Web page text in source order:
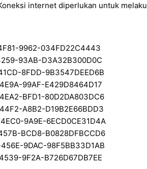
internet diperlukan untuk
9962-034FD22C4443
93AB-D3A32B300D0C
8FDD-9B3547DEED6B
99AF-E429D8464D17
BFD1-80D2DA803DC6
A8B2-D19B2E66BDD3
9A9E-6ECD0CE31D4A
BCD8-B0828DFBCCD6
9DAC-98F5BB33D1AB
9F2A-B726D67DB7EE